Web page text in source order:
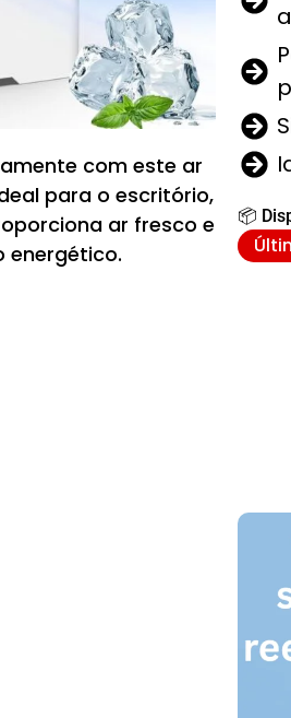
com este ar
para o escritório,
ar fresco e
energético.
📦